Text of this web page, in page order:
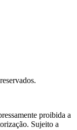
proibida a
Sujeito a